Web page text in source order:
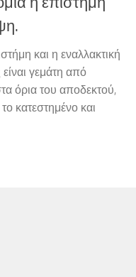
και η εναλλακτική
γεμάτη από
όρια του αποδεκτού,
κατεστημένο και